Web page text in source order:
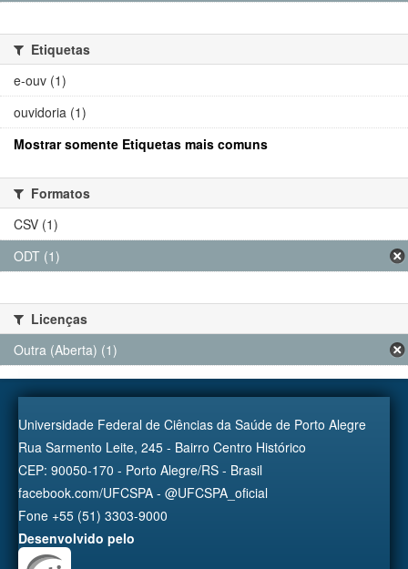
Etiquetas
e-ouv (1)
ouvidoria (1)
Mostrar somente Etiquetas mais comuns
Formatos
CSV (1)
ODT (1)
Licenças
Outra (Aberta) (1)
Universidade Federal de Ciências da Saúde de Porto Alegre
Rua Sarmento Leite, 245 - Bairro Centro Histórico
CEP: 90050-170 - Porto Alegre/RS - Brasil
facebook.com/UFCSPA - @UFCSPA_oficial
Fone +55 (51) 3303-9000
Desenvolvido pelo